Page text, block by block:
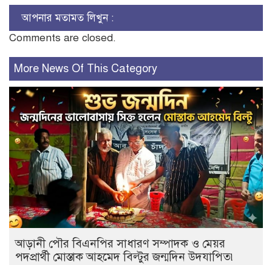
আপনার মতামত লিখুন :
Comments are closed.
More News Of This Category
আড়ানী পৌর বিএনপির সাধারণ সম্পাদক ও মেয়র
পদপ্রার্থী মোস্তাক আহমেদ বিল্টুর জন্মদিন উদযাপিত৷